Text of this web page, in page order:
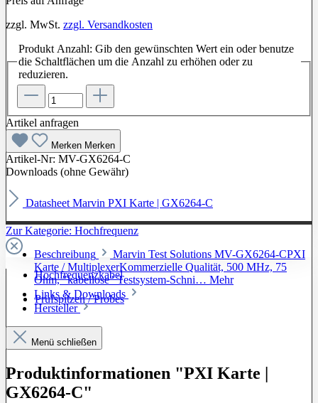
Zur Kategorie: Hochfrequenz
Hochfrequenzkabel
Prüfspitzen / Probes
zzgl. MwSt. zzgl. Versandkosten
Produkt Anzahl: Gib den gewünschten Wert ein oder benutze
die Schaltflächen um die Anzahl zu erhöhen oder zu
reduzieren.
Artikel anfragen
Merken Merken
Artikel-Nr: MV-GX6264-C
Downloads (ohne Gewähr)
Datasheet Marvin PXI Karte | GX6264-C
Beschreibung
Marvin Test Solutions MV-GX6264-CPXI
Karte / MultiplexerKommerzielle Qualität, 500 MHz, 75
Ohm, "kabellose" Testsystem-Schni… Mehr
Links & Downloads
Hersteller
Menü schließen
Produktinformationen "PXI Karte |
GX6264-C"